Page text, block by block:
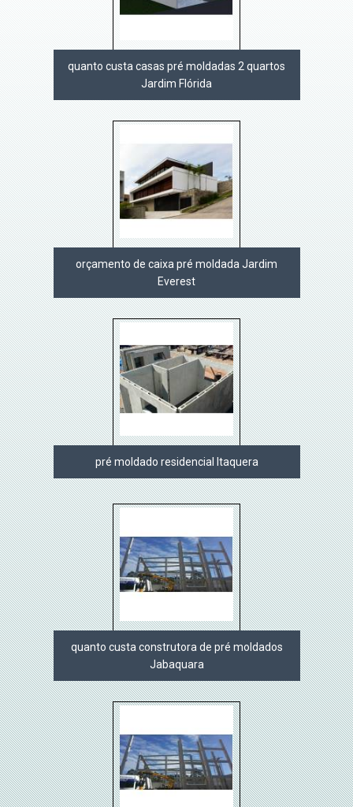
quanto custa casas pré moldadas 2 quartos
Jardim Flórida
orçamento de caixa pré moldada Jardim
Everest
pré moldado residencial Itaquera
quanto custa construtora de pré moldados
Jabaquara